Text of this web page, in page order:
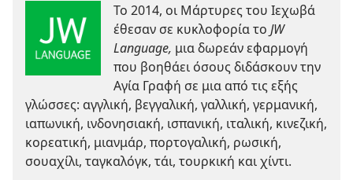
Το 2014, οι Μάρτυρες του Ιεχωβά
έθεσαν σε κυκλοφορία το JW
Language, μια δωρεάν εφαρμογή
που βοηθάει όσους διδάσκουν την
Αγία Γραφή σε μια από τις εξής
γλώσσες: αγγλική, βεγγαλική, γαλλική, γερμανική,
ιαπωνική, ινδονησιακή, ισπανική, ιταλική, κινεζική,
κορεατική, μιανμάρ, πορτογαλική, ρωσική,
σουαχίλι, ταγκαλόγκ, τάι, τουρκική και χίντι.